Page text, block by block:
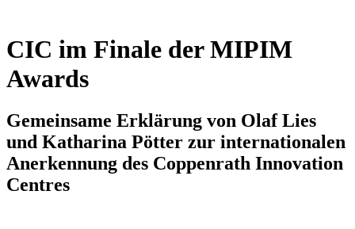
CIC im Finale der MIPIM
Awards
Gemeinsame Erklärung von Olaf Lies
und Katharina Pötter zur internationalen
Anerkennung des Coppenrath Innovation
Centres